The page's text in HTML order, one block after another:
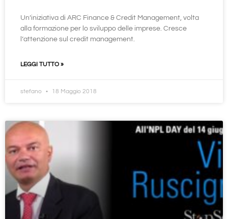
Un’iniziativa di ARC Finance & Credit Management, volta
alla formazione per lo sviluppo delle imprese. Cresce
l’attenzione sul credit management.
LEGGI TUTTO »
stefano 18 Maggio 2018